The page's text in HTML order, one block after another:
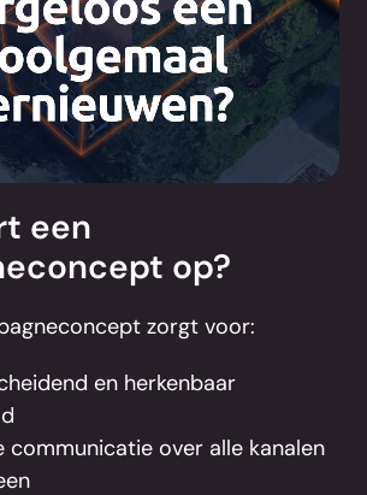
een
op?
zorgt voor:
en herkenbaar
communicatie over alle kanalen